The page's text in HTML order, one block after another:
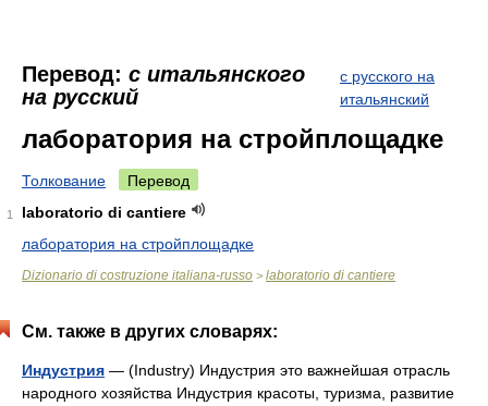
Перевод: с итальянского
на русский
с русского на
итальянский
лаборатория на стройплощадке
Толкование Перевод
1
laboratorio di cantiere
лаборатория на стройплощадке
Dizionario di costruzione italiana-russo > laboratorio di cantiere
См. также в других словарях:
Индустрия — (Industry) Индустрия это важнейшая отрасль
народного хозяйства Индустрия красоты, туризма, развитие